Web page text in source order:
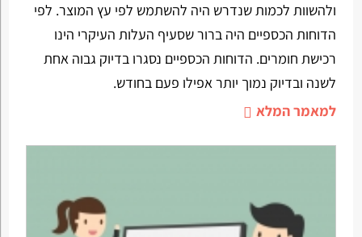
ולהשוות לכמות שנדרש היה להשתמש לפי עץ המוצר. לפי
הדוחות הכספיים היה ברור שסעיף העלות העיקרי הינו
רכישת חומרים. הדוחות הכספיים נסגרו בדיוק גבוה אחת
לשנה ובדיוק נמוך יותר אפילו פעם בחודש.
למאמר המלא